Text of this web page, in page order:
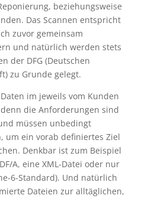
beziehungsweise
Das Scannen entspricht
zuvor gemeinsam
und natürlich werden stets
der DFG (Deutschen
zu Grunde gelegt.
im jeweils vom Kunden
die Anforderungen sind
müssen unbedingt
um ein vorab definiertes Ziel
Denkbar ist zum Beispiel
A, eine XML-Datei oder nur
6-Standard). Und natürlich
Dateien zur alltäglichen,